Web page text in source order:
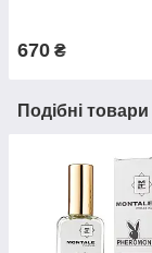
670 ₴
Подібні товари